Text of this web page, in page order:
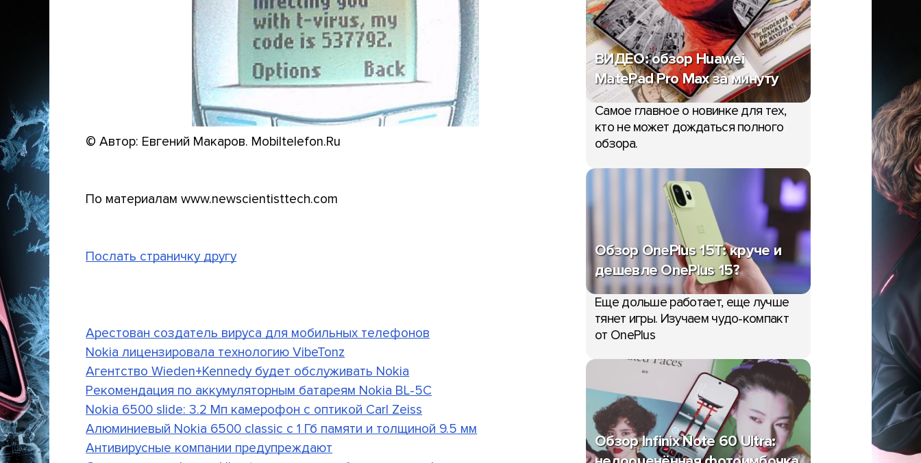
© Автор: Евгений Макаров. Mobiltelefon.Ru
По материалам www.newscientisttech.com
Послать страничку другу
Арестован создатель вируса для мобильных телефонов
Nokia лицензировала технологию VibeTonz
Агентство Wieden+Kennedy будет обслуживать Nokia
Рекомендация по аккумуляторным батареям Nokia BL-5C
Nokia 6500 slide: 3.2 Мп камерофон с оптикой Carl Zeiss
Алюминиевый Nokia 6500 classic с 1 Гб памяти и толщиной 9.5 мм
Антивирусные компании предупреждают
ВИДЕО: обзор Huawei
MatePad Pro Max за минуту
Самое главное о новинке для тех,
кто не может дождаться полного
обзора.
Обзор OnePlus 15T: круче и
дешевле OnePlus 15?
Еще дольше работает, еще лучше
тянет игры. Изучаем чудо-компакт
от OnePlus
Обзор Infinix Note 60 Ultra: